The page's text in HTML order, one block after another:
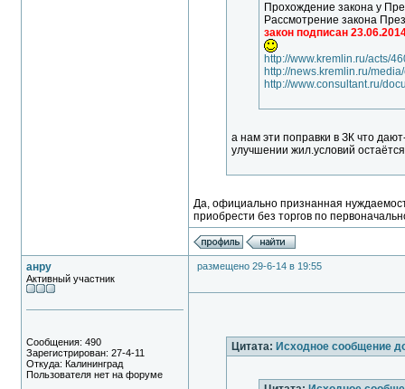
Прохождение закона у
Рассмотрение закона
закон подписан
http://www.kremlin.ru/acts/
http://news.kremlin.ru/
http://www.consultant.ru/
а нам эти поправки в ЗК что
улучшении жил.условий
Да, официально признанная
приобрести без торгов по
анру
Активный участник
Сообщения: 490
Зарегистрирован: 27-4-11
Откуда: Калининград
Пользователя нет на форуме
размещено 29-6-14 в 19:55
Цитата: Исходное сообщение